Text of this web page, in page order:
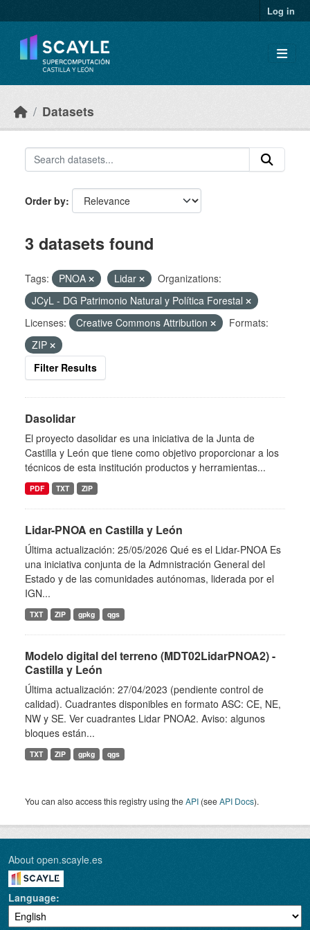
Log in
Datasets
Order by
3 datasets found
Tags: PNOA Lidar
Organizations:
JCyL - DG Patrimonio Natural y Política Forestal
Licenses:
Creative Commons Attribution
Formats:
ZIP
Filter Results
Dasolidar
El proyecto dasolidar es una iniciativa de la Junta de
Castilla y León que tiene como objetivo proporcionar a los
técnicos de esta institución productos y herramientas...
PDF TXT ZIP
Lidar-PNOA en Castilla y León
Última actualización: 25/05/2026 Qué es el Lidar-PNOA Es
una iniciativa conjunta de la Admnistración General del
Estado y de las comunidades autónomas, liderada por el
IGN...
TXT ZIP gpkg qgs
Modelo digital del terreno (MDT02LidarPNOA2) -
Castilla y León
Última actualización: 27/04/2023 (pendiente control de
calidad). Cuadrantes disponibles en formato ASC: CE, NE,
NW y SE. Ver cuadrantes Lidar PNOA2. Aviso: algunos
bloques están...
TXT ZIP gpkg qgs
You can also access this registry using theAPI (seeAPI Docs).
About open.scayle.es
Language